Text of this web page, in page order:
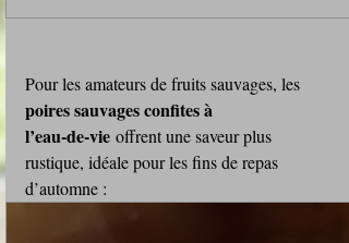
Pour les amateurs de fruits sauvages, les
poires sauvages confites à
l’eau‑de‑vie offrent une saveur plus
rustique, idéale pour les fins de repas
d’automne :